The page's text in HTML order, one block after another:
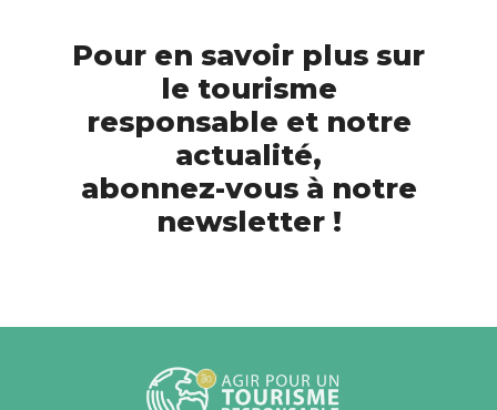
Pour en savoir plus sur
le tourisme
responsable et notre
actualité,
abonnez-vous à notre
newsletter !